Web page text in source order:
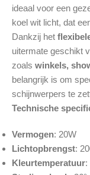
ideaal voor een
koel wit licht, dat
Dankzij het
uitermate geschikt
zoals winkels,
belangrijk is om
schijnwerpers te
Technische
Vermogen: 20W
Lichtopbrengst:
Kleurtemperatuur: